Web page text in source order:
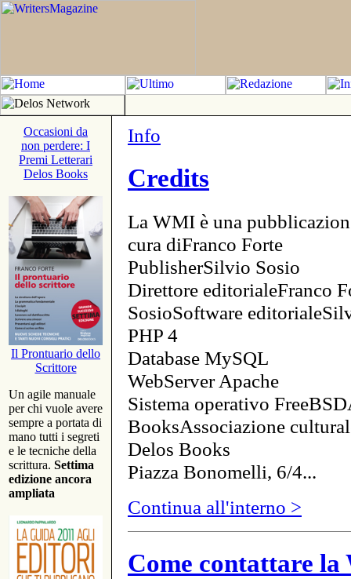
Occasioni da
non perdere: I
Premi Letterari
Delos Books
Il Prontuario dello
Scrittore
Un agile manuale
per chi vuole avere
sempre a portata di
mano tutti i segreti
e le tecniche della
scrittura. Settima
edizione ancora
ampliata
Info
Credits
La WMI è una
cura diFranco Forte
PublisherSilvio Sosio
Direttore editorialeFranco
SosioSoftware
PHP 4
Database MySQL
WebServer Apache
Sistema operativo
BooksAssociazione
Delos Books
Piazza Bonomelli, 6/4...
Continua all'interno >
Come contattare